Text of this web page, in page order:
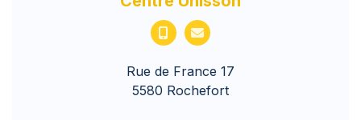
Rue de France 17
5580 Rochefort